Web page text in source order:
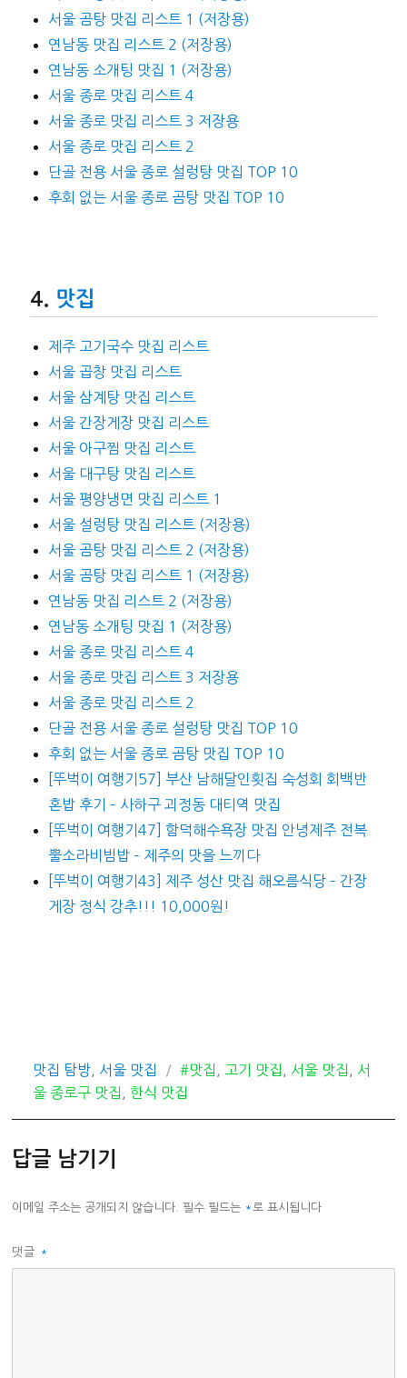
서울 곰탕 맛집 리스트 1 (저장용)
연남동 맛집 리스트 2 (저장용)
연남동 소개팅 맛집 1 (저장용)
서울 종로 맛집 리스트 4
서울 종로 맛집 리스트 3 저장용
서울 종로 맛집 리스트 2
단골 전용 서울 종로 설렁탕 맛집 TOP 10
후회 없는 서울 종로 곰탕 맛집 TOP 10
맛집
제주 고기국수 맛집 리스트
서울 곱창 맛집 리스트
서울 삼계탕 맛집 리스트
서울 간장게장 맛집 리스트
서울 아구찜 맛집 리스트
서울 대구탕 맛집 리스트
서울 평양냉면 맛집 리스트 1
서울 설렁탕 맛집 리스트 (저장용)
서울 곰탕 맛집 리스트 2 (저장용)
서울 곰탕 맛집 리스트 1 (저장용)
연남동 맛집 리스트 2 (저장용)
연남동 소개팅 맛집 1 (저장용)
서울 종로 맛집 리스트 4
서울 종로 맛집 리스트 3 저장용
서울 종로 맛집 리스트 2
단골 전용 서울 종로 설렁탕 맛집 TOP 10
후회 없는 서울 종로 곰탕 맛집 TOP 10
[뚜벅이 여행기57] 부산 남해달인횟집 숙성회 회백반
혼밥 후기 – 사하구 괴정동 대티역 맛집
[뚜벅이 여행기47] 함덕해수욕장 맛집 안녕제주 전복
뿔소라비빔밥 – 제주의 맛을 느끼다
[뚜벅이 여행기43] 제주 성산 맛집 해오름식당 – 간장
게장 정식 강추!!! 10,000원!
카
테
맛집 탐방 서울 맛집
태
그
#맛집 고기 맛집 서울 맛집
서
울 종로구 맛집
,한식 맛집
답글 남기기
이메일 주소는 공개되지 않습니다. 필수 필드는 *로 표시됩니다
댓글 *